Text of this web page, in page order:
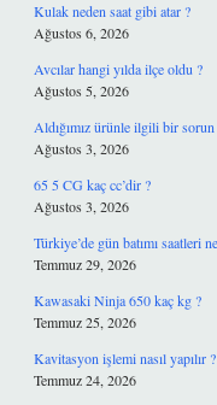
Kulak neden saat gibi atar ?
Ağustos 6, 2026
Avcılar hangi yılda ilçe oldu ?
Ağustos 5, 2026
Aldığımız ürünle ilgili bir sorun
Ağustos 3, 2026
65 5 CG kaç cc’dir ?
Ağustos 3, 2026
Türkiye’de gün batımı saatleri
Temmuz 29, 2026
Kawasaki Ninja 650 kaç kg ?
Temmuz 25, 2026
Kavitasyon işlemi nasıl yapılır ?
Temmuz 24, 2026